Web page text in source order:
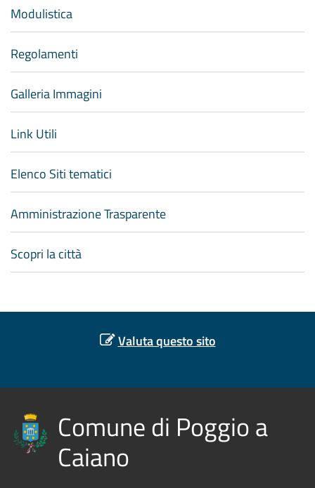
Modulistica
Regolamenti
Galleria Immagini
Link Utili
Elenco Siti tematici
Amministrazione Trasparente
Scopri la città
Valuta questo sito
Comune di Poggio a
Caiano